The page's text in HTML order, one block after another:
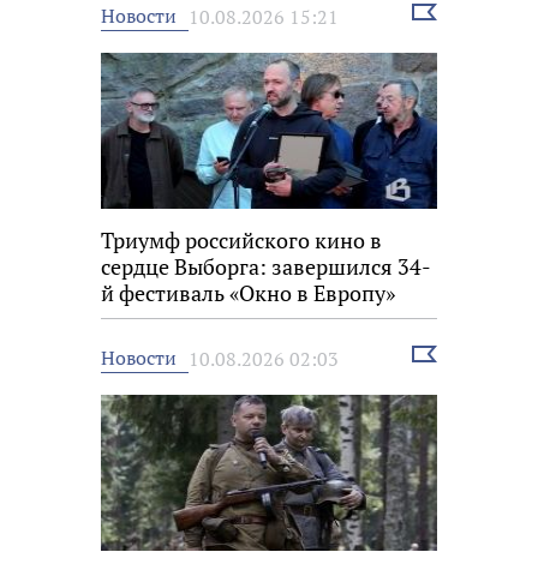
Новости 10.08.2026 15:21
Выбрать
Триумф российского кино в
сердце Выборга: завершился 34-
й фестиваль «Окно в Европу»
Новости 10.08.2026 02:03
Выбрать